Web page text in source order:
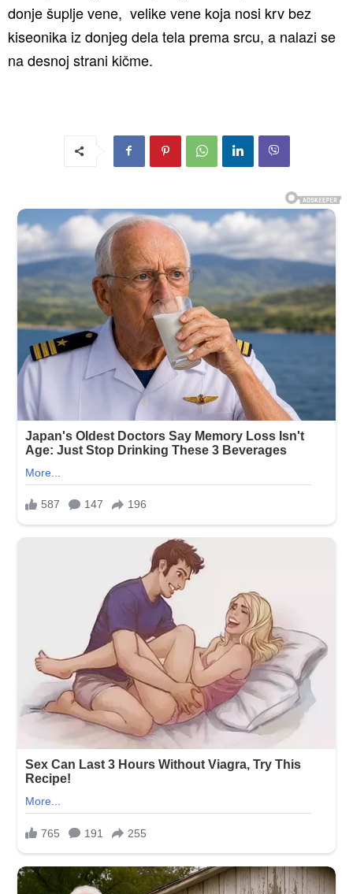
donje šuplje vene, velike vene koja nosi krv bez
kiseonika iz donjeg dela tela prema srcu, a nalazi se
na desnoj strani kičme.